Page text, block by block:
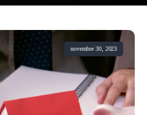
novembre 30, 2023